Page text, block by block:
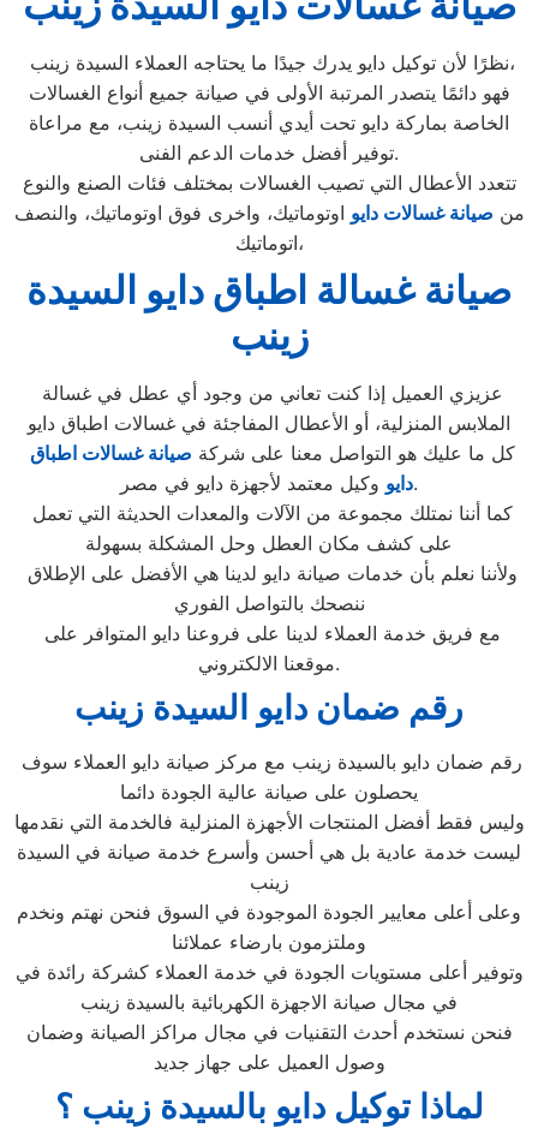
نظرًا لأن توكيل دايو يدرك جيدًا ما يحتاجه العملاء السيدة زينب،
فهو دائمًا يتصدر المرتبة الأولى في صيانة جميع أنواع الغسالات
الخاصة بماركة دايو تحت أيدي أنسب السيدة زينب، مع مراعاة
توفير أفضل خدمات الدعم الفنى.
تتعدد الأعطال التي تصيب الغسالات بمختلف فئات الصنع والنوع
من صيانة غسالات دايو اوتوماتيك، واخرى فوق اوتوماتيك، والنصف
اتوماتيك،
صيانة غسالة اطباق دايو السيدة
زينب
الملابس المنزلية، أو الأعطال المفاجئة في غسالات اطباق دايو
كل ما عليك هو التواصل معنا على شركة صيانة غسالات اطباق
دايووكيل معتمد لأجهزة دايو في مصر.
على كشف مكان العطل وحل المشكلة بسهولة
ننصحك بالتواصل الفوري
موقعنا الالكتروني.
رقم ضمان دايو السيدة زينب
يحصلون على صيانة عالية الجودة دائما
وليس فقط أفضل المنتجات الأجهزة المنزلية فالخدمة التي نقدمها
ليست خدمة عادية بل هي أحسن وأسرع خدمة صيانة في السيدة
زينب
وعلى أعلى معايير الجودة الموجودة في السوق فنحن نهتم ونخدم
وملتزمون بارضاء عملائنا
وتوفير أعلى مستويات الجودة في خدمة العملاء كشركة رائدة في
في مجال صيانة الاجهزة الكهربائية بالسيدة زينب
فنحن نستخدم أحدث التقنيات في مجال مراكز الصيانة وضمان
وصول العميل على جهاز جديد
لماذا توكيل دايو بالسيدة زينب ؟